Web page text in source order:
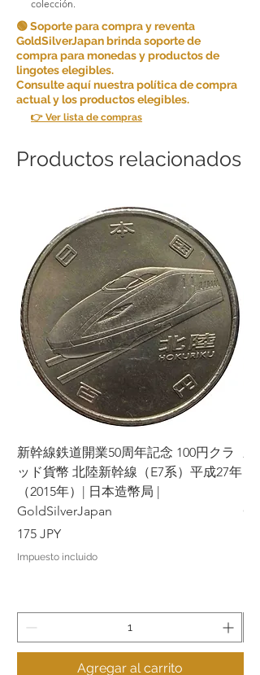
colección.
🟢 Soporte para compra y reventa
GoldSilverJapan brinda soporte de
compra para monedas y productos de
lingotes elegibles.
Consulte aquí nuestra política de compra
actual y los productos elegibles.
👉 Ver lista de compras
Productos relacionados
新幹線鉄道開業50周年記念 100円クラ
ッド貨幣 北陸新幹線（E7系）平成27年
（2015年）| 日本造幣局 |
GoldSilverJapan
Precio
175 JPY
Impuesto incluido
Agregar al carrito